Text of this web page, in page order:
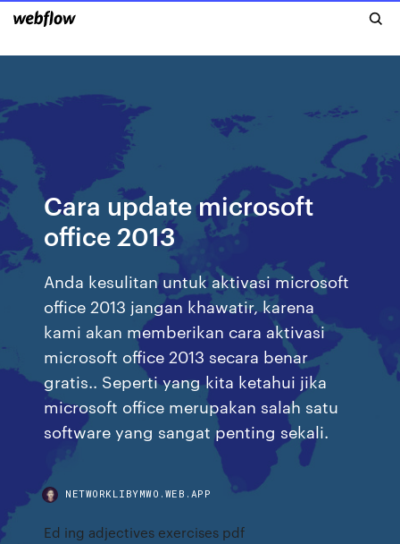
Cara update microsoft
office 2013
Anda kesulitan untuk aktivasi microsoft
office 2013 jangan khawatir, karena
kami akan memberikan cara aktivasi
microsoft office 2013 secara benar
gratis.. Seperti yang kita ketahui jika
microsoft office merupakan salah satu
software yang sangat penting sekali.
NETWORKLIBYMWO.WEB.APP
Ed ing adjectives exercises pdf